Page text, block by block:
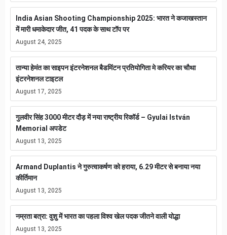
India Asian Shooting Championship 2025: भारत ने कजाखस्तान
में मारी धमाकेदार जीत, 41 पदक के साथ टॉप पर
August 24, 2025
तान्या हेमंत का साइपन इंटरनेशनल बैडमिंटन प्रतियोगिता मे करियर का चौथा
इंटरनेशनल टाइटल
August 17, 2025
गुलवीर सिंह 3000 मीटर दौड़ में नया राष्ट्रीय रिकॉर्ड – Gyulai István
Memorial अपडेट
August 13, 2025
Armand Duplantis ने गुरुत्वाकर्षण को हराया, 6.29 मीटर से बनाया नया
कीर्तिमान
August 13, 2025
नम्रता बत्रा: वुशु में भारत का पहला विश्व खेल पदक जीतने वाली योद्धा
August 13, 2025